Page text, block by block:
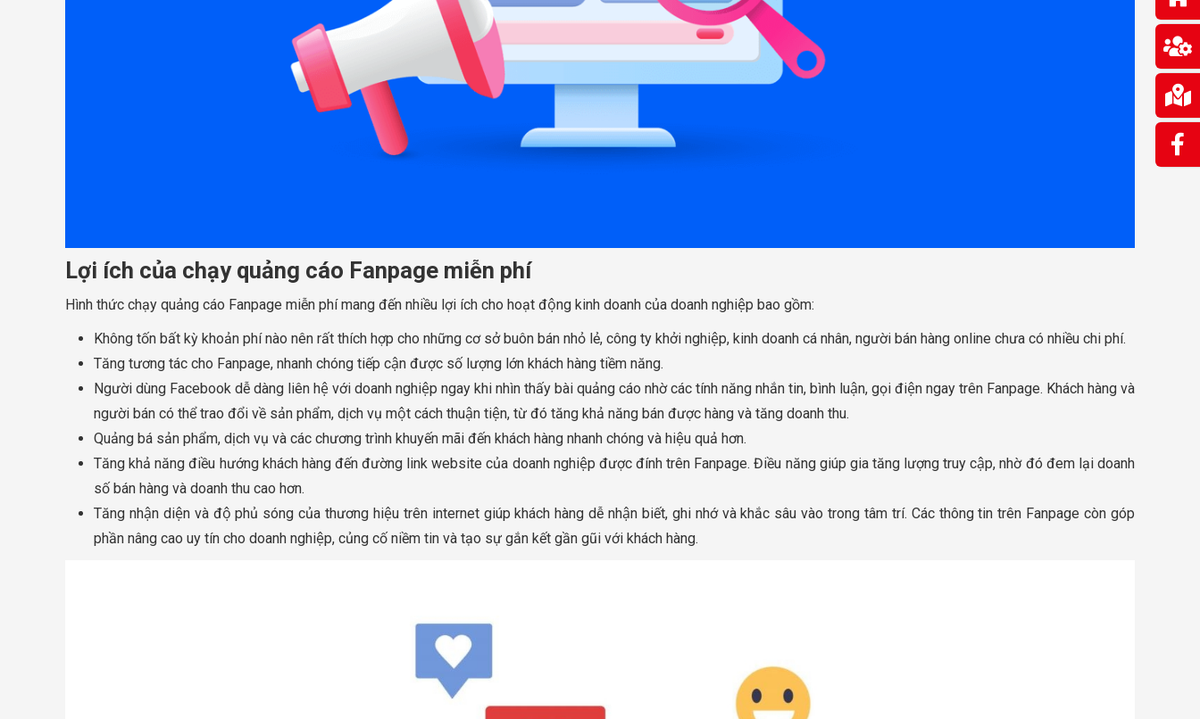
Lợi ích của chạy quảng cáo Fanpage miễn phí
Hình thức chạy quảng cáo Fanpage miễn phí mang đến nhiều lợi ích cho hoạt động kinh doanh của doanh nghiệp bao gồm:
Không tốn bất kỳ khoản phí nào nên rất thích hợp cho những cơ sở buôn bán nhỏ lẻ, công ty khởi nghiệp, kinh doanh cá nhân, người bán hàng online chưa có nhiều chi phí.
Tăng tương tác cho Fanpage, nhanh chóng tiếp cận được số lượng lớn khách hàng tiềm năng.
Người dùng Facebook dễ dàng liên hệ với doanh nghiệp ngay khi nhìn thấy bài quảng cáo nhờ các tính năng nhắn tin, bình luận, gọi điện ngay trên Fanpage. Khách hàng và
người bán có thể trao đổi về sản phẩm, dịch vụ một cách thuận tiện, từ đó tăng khả năng bán được hàng và tăng doanh thu.
Quảng bá sản phẩm, dịch vụ và các chương trình khuyến mãi đến khách hàng nhanh chóng và hiệu quả hơn.
Tăng khả năng điều hướng khách hàng đến đường link website của doanh nghiệp được đính trên Fanpage. Điều năng giúp gia tăng lượng truy cập, nhờ đó đem lại doanh
số bán hàng và doanh thu cao hơn.
Tăng nhận diện và độ phủ sóng của thương hiệu trên internet giúp khách hàng dễ nhận biết, ghi nhớ và khắc sâu vào trong tâm trí. Các thông tin trên Fanpage còn góp
phần nâng cao uy tín cho doanh nghiệp, củng cố niềm tin và tạo sự gắn kết gần gũi với khách hàng.